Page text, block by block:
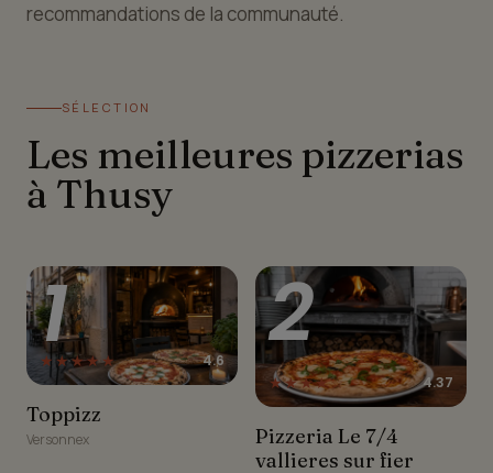
recommandations de la communauté.
SÉLECTION
Les meilleures pizzerias
à Thusy
Toppizz
1
★★★★★ 4.6
Toppizz
Versonnex
Pizzeria Le 7/4 vallieres
sur fier
2
★★★★☆ 4.37
Pizzeria Le 7/4
vallieres sur fier